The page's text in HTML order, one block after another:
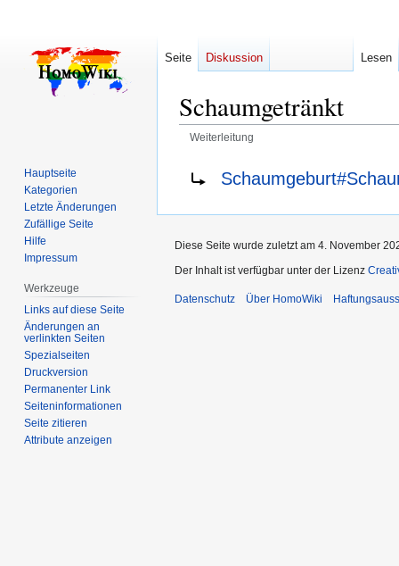
Schaumgetränkt
Weiterleitung
Navigation
Suche
Weiterleitung nach:
Seite Diskussion Lesen
Hauptseite
Kategorien
Letzte Änderungen
Zufällige Seite
Hilfe
Impressum
Werkzeuge
Links auf diese Seite
Änderungen an
verlinkten Seiten
Spezialseiten
Druckversion
Permanenter Link
Seiten­­informationen
Seite zitieren
Attribute anzeigen
Diese Seite wurde zuletzt am 4. November
Der Inhalt ist verfügbar unter der Lizenz
Datenschutz Über HomoWiki